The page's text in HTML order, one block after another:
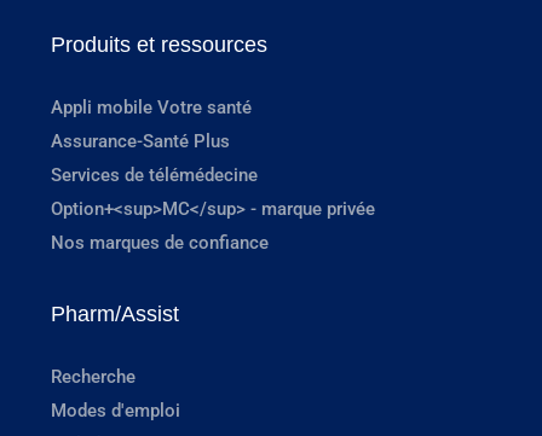
Produits et ressources
Appli mobile Votre santé
Assurance-Santé Plus
Services de télémédecine
Option+<sup>MC</sup> - marque privée
Nos marques de confiance
Pharm/Assist
Recherche
Modes d'emploi